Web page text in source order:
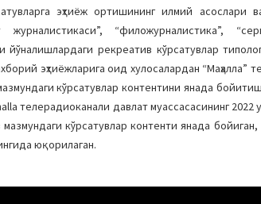
эҳтиёж ортишининг илмий асослари
журналистикаси”, “филожурналистика”,
йўналишлардаги рекреатив кўрсатувлар
эҳтиёжларига оид хулосалардан
кўрсатувлар контентини янада
телерадиоканали давлат муассасасининг
кўрсатувлар контенти янада
юқорилаган.